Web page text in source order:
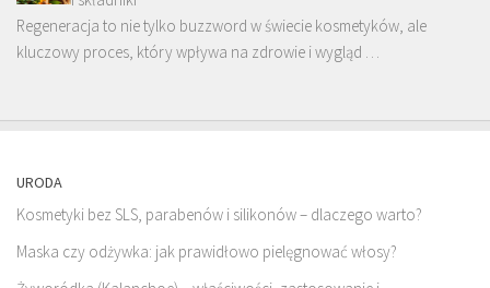
Regeneracja to nie tylko buzzword w świecie kosmetyków, ale
kluczowy proces, który wpływa na zdrowie i wygląd …
URODA
Kosmetyki bez SLS, parabenów i silikonów – dlaczego warto?
Maska czy odżywka: jak prawidłowo pielęgnować włosy?